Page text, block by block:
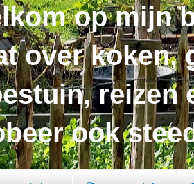
op mijn
over koken,
reizen
ook